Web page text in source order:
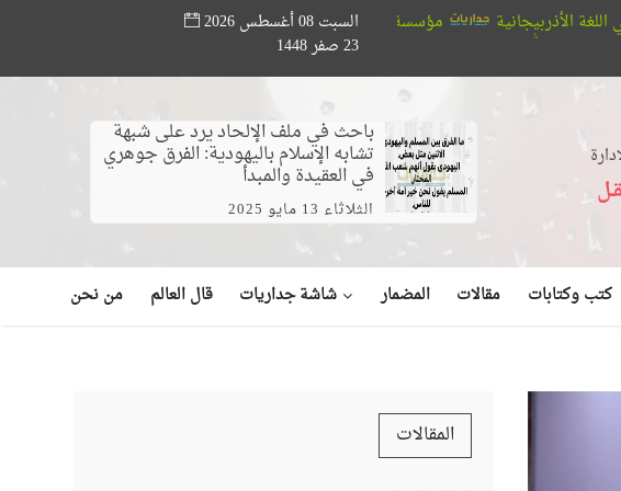
مؤسسة أبو حته تدعم المواهب القرآنية.. ختام مسابقة «أصوات من السماء» بحضور
البحر (فيديو)
السبت 08 أغسطس 2026
23 صفر 1448
باحث في ملف الإلحاد يرد على شبهة
تشابه الإسلام باليهودية: الفرق جوهري
في العقيدة والمبدأ
الثلاثاء 13 مايو 2025
كتب وكتابات مقالات المضمار شاشة جداريات قال العالم من نحن
المقالات